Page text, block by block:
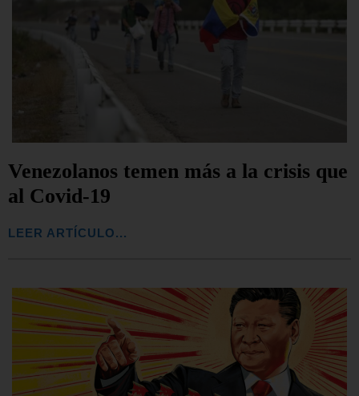
Venezolanos temen más a la crisis que
al Covid-19
LEER ARTÍCULO...